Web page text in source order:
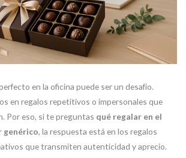
en la oficina puede ser un desafío.
en regalos repetitivos o impersonales que
Por eso, si te preguntas qué regalar en el
genérico, la respuesta está en los regalos
que transmiten autenticidad y aprecio.